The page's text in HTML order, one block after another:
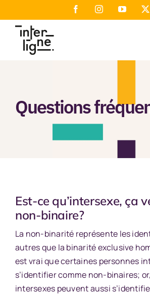
au
contenu
FacebookInstagram
Questions
Est-ce qu’intersexe, ça
non-binaire?
La non-binarité représente les
autres que la binarité exclusive
est vrai que certaines personnes
s’identifier comme non-binaires; or,
intersexes peuvent aussi